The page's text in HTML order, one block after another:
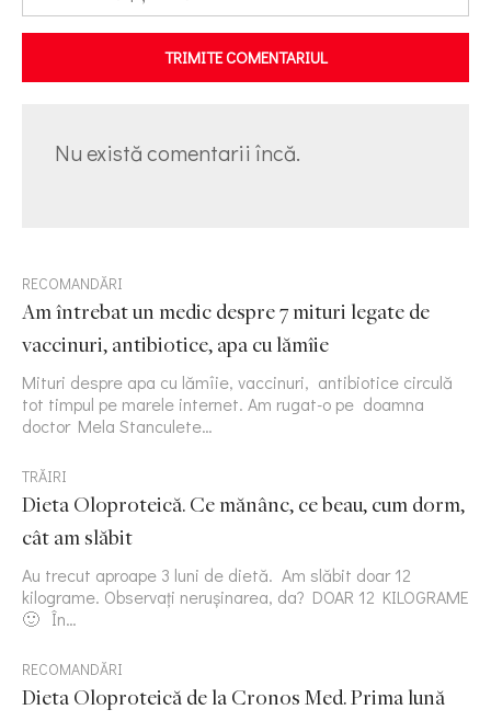
TRIMITE COMENTARIUL
Nu există comentarii încă.
RECOMANDĂRI
Am întrebat un medic despre 7 mituri legate de
vaccinuri, antibiotice, apa cu lămîie
Mituri despre apa cu lămîie, vaccinuri, antibiotice circulă
tot timpul pe marele internet. Am rugat-o pe doamna
doctor Mela Stanculete…
TRĂIRI
Dieta Oloproteică. Ce mănânc, ce beau, cum dorm,
cât am slăbit
Au trecut aproape 3 luni de dietă. Am slăbit doar 12
kilograme. Observați nerușinarea, da? DOAR 12 KILOGRAME
🙂 În…
RECOMANDĂRI
Dieta Oloproteică de la Cronos Med. Prima lună